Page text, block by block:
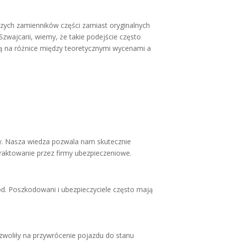
zamienników części zamiast oryginalnych
wiemy, że takie podejście często
różnice między teoretycznymi wycenami a
Nasza wiedza pozwala nam skutecznie
przez firmy ubezpieczeniowe.
Poszkodowani i ubezpieczyciele często mają
na przywrócenie pojazdu do stanu